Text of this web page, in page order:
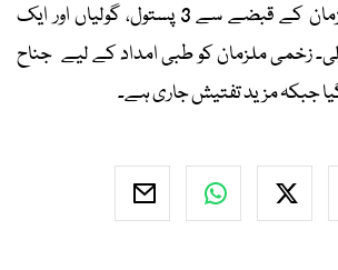
پولیس نے گرفتار ملزمان کے قبضے سے 3 پستول، گولیاں اور ایک
زخمی ملزمان کو طبی امداد کے لیے جناح
جبکہ مزید تفتیش جاری ہے۔